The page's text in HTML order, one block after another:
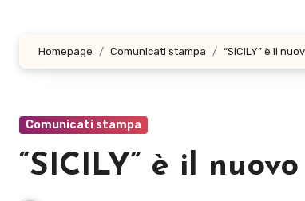
Homepage Comunicati stampa “SICILY” è il
Comunicati stampa
“SICILY” è il